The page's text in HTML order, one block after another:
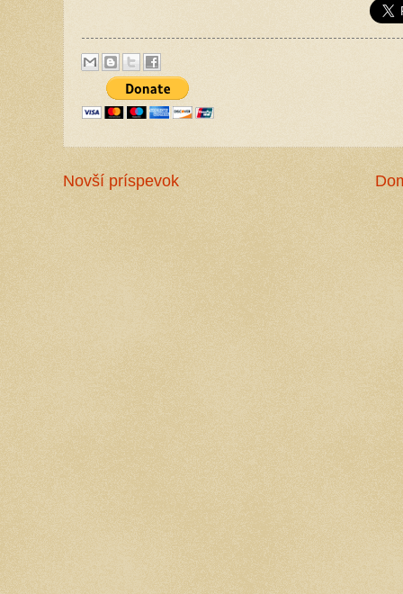
Novší príspevok